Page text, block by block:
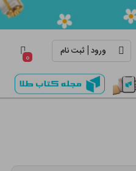
ورود| ثبت نام ۰